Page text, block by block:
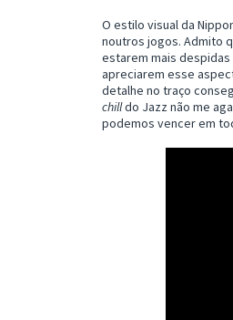
O estilo visual da
noutros jogos. Admito
estarem mais despidas
apreciarem esse
detalhe no traço
chilldo Jazz não me
podemos vencer em